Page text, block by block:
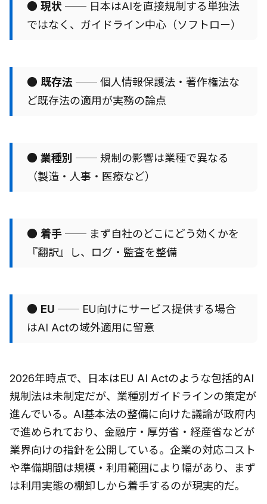
● 現状 ── 日本はAIを直接規制する単独法
ではなく、ガイドライン中心（ソフトロー）
● 既存法 ── 個人情報保護法・著作権法な
ど既存法の適用が実務の論点
● 業種別 ── 規制の影響は業種で異なる
（製造・人事・医療など）
● 着手 ── まず自社のどこにどう効くかを
『翻訳』し、ログ・監査を整備
● EU ── EU向けにサービス提供する場合
はAI Actの域外適用に留意
2026年時点で、日本はEU AI Actのような包括的AI
規制法は未制定だが、業種別ガイドラインの策定が
進んでいる。AI基本法の整備に向けた議論が政府内
で進められており、金融庁・厚労省・経産省などが
業界向けの指針を公開している。企業の対応コスト
や準備期間は規模・利用範囲により幅があり、まず
は利用実態の棚卸しから着手するのが現実的だ。